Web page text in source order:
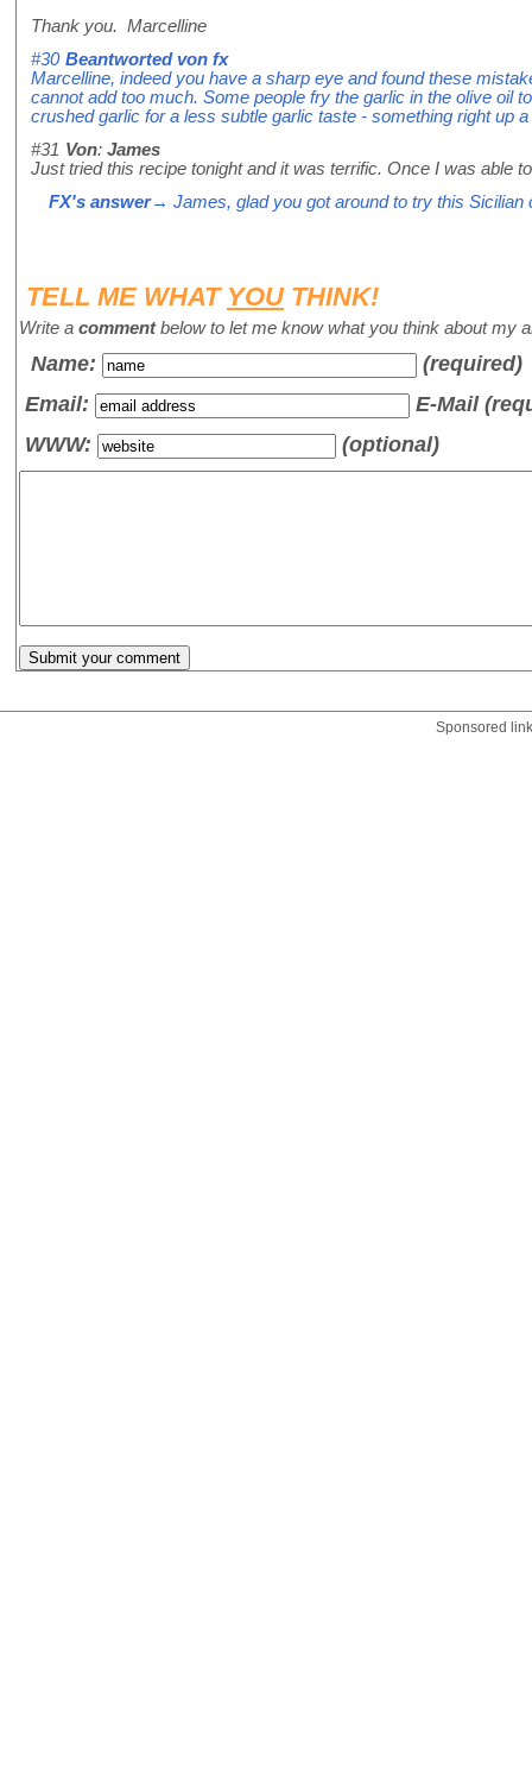
Thank you. Marcelline
#30 Beantworted von fx
Marcelline, indeed you have a sharp eye and found these
cannot add too much. Some people fry the garlic in the olive oil
crushed garlic for a less subtle garlic taste - something right up
#31 Von: James
Just tried this recipe tonight and it was terrific. Once I was able
FX's answer→ James, glad you got around to try this Sicilian
TELL ME WHAT YOUTHINK!
Write a commentbelow to let me know what you think about my
Name:
(required)
Email:
E-Mail
WWW:
(optional)
Sponsored